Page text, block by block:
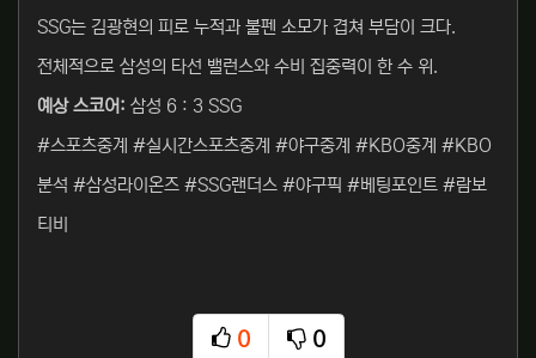
SSG는 김광현의 피로 누적과 불펜 소모가 겹쳐 부담이 크다.
전체적으로 삼성의 타선 밸런스와 수비 집중력이 한 수 위.
예상 스코어: 삼성 6 : 3 SSG
#스포츠중계 #실시간스포츠중계 #야구중계 #KBO중계 #KBO
분석 #삼성라이온즈 #SSG랜더스 #야구픽 #베팅포인트 #람보
티비
0
0